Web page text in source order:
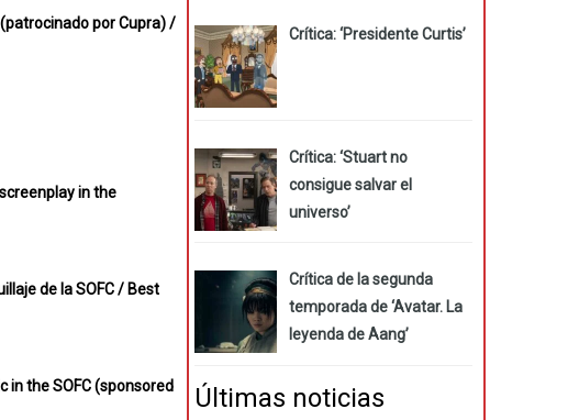
por Cupra) /
in the
de la SOFC / Best
in the SOFC(sponsored
Crítica: ‘Presidente Curtis’
Crítica: ‘Stuart no
consigue salvar el
universo’
Crítica de la segunda
temporada de ‘Avatar. La
leyenda de Aang’
Últimas noticias